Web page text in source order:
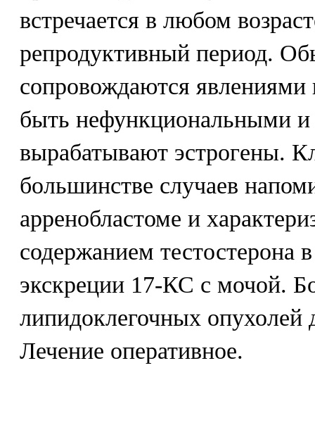
встречается в любом
репродуктивный период.
сопровождаются
быть нефункциональными и
вырабатывают эстрогены.
большинстве случаев
арренобластоме и
содержанием тестостерона
экскреции 17-КС с мочой.
липидоклегочных опухолей
Лечение оперативное.